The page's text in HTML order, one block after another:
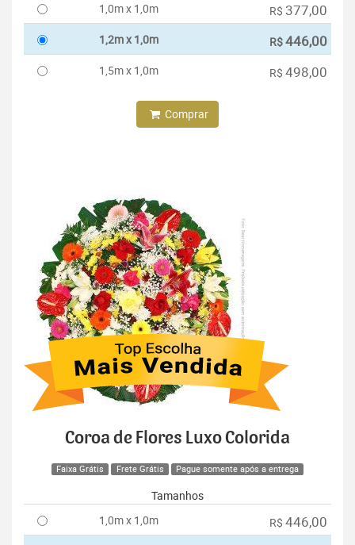
1,0m x 1,0m
R$ 377,00
1,2m x 1,0m R$446,00
1,5m x 1,0m R$ 498,00
Comprar
Coroa de Flores Luxo Colorida
Faixa Grátis Frete Grátis Pague somente após a entrega
Tamanhos
1,0m x 1,0m
R$ 446,00